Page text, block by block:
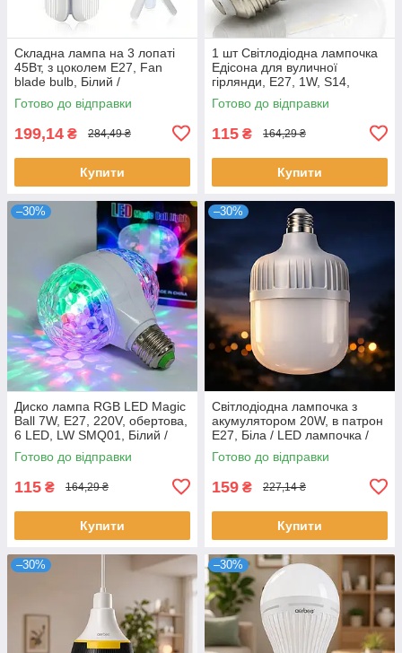
Складна лампа на 3 лопаті
45Вт, з цоколем E27, Fan
blade bulb, Білий /
Світлодіодна лампочка / Led
лампа
Готово до відправки
199,14 ₴ 284,49 ₴
Купити
1 шт Світлодіодна лампочка
Едісона для вуличної
гірлянди, E27, 1W, S14,
2700K, 80Lm, Прозорий /
Лампа для гірлянди
Готово до відправки
115 ₴ 164,29 ₴
Купити
–30%
Диско лампа RGB LED Magic
Ball 7W, E27, 220V, обертова,
6 LED, LW SMQ01, Білий /
Диско куля, лампа RGB для
вечірки, свята
Готово до відправки
115 ₴ 164,29 ₴
Купити
–30%
Світлодіодна лампочка з
акумулятором 20W, в патрон
Е27, Біла / LED лампочка /
Аварійне освітлення /
Автономна лампа
Готово до відправки
159 ₴ 227,14 ₴
Купити
–30% –30%